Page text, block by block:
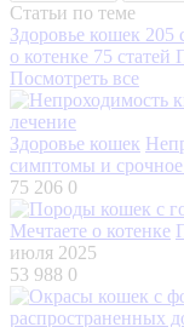
Статьи по теме
Здоровье кошек 205
о котенке 75 статей
Посмотреть все
Здоровье кошек
симптомы и
75 206 0
Мечтаете о котенке
июля 2025
53 988 0